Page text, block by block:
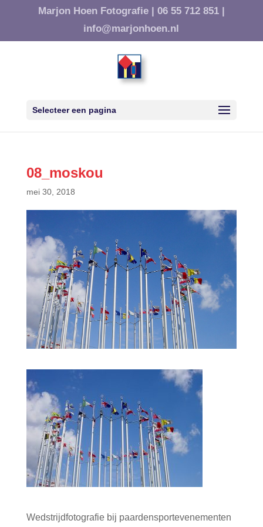
Marjon Hoen Fotografie | 06 55 712 851 |
info@marjonhoen.nl
Selecteer een pagina
08_moskou
mei 30, 2018
Wedstrijdfotografie bij paardensportevenementen